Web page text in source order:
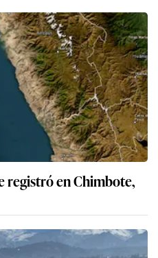
registró en Chimbote,